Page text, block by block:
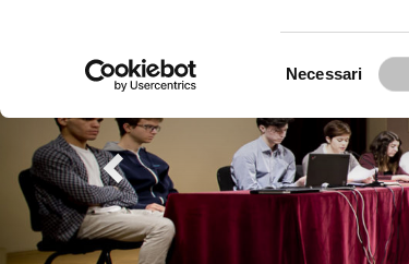
Necessari
Previous